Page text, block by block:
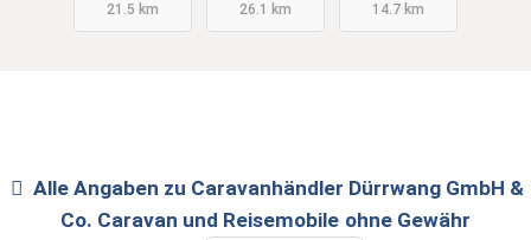
21.5 km
26.1 km
14.7 km
Alle Angaben zu Caravanhändler Dürrwang GmbH &
Co. Caravan und Reisemobile ohne Gewähr